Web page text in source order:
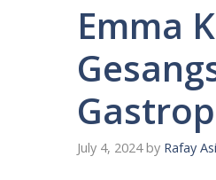
Emma
July 4, 2024 by Rafay